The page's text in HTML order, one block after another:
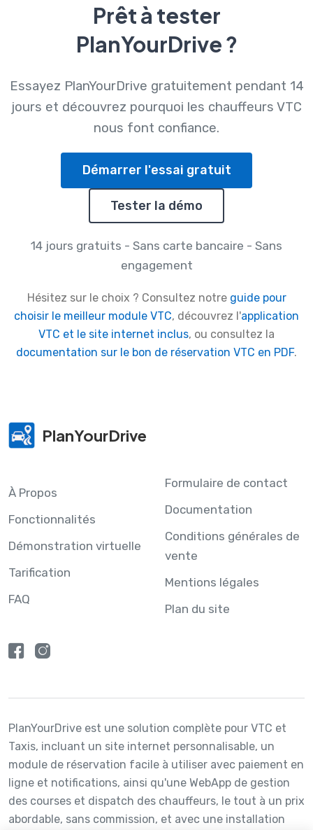
Prêt à tester
PlanYourDrive ?
Essayez PlanYourDrive gratuitement pendant 14
jours et découvrez pourquoi les chauffeurs VTC
nous font confiance.
Démarrer l'essai gratuit
Tester la démo
14 jours gratuits - Sans carte bancaire - Sans
engagement
Hésitez sur le choix ? Consultez notre guide pour
choisir le meilleur module VTC, découvrez l'application
VTC et le site internet inclus, ou consultez la
documentation sur le bon de réservation VTC en PDF.
PlanYourDrive
À Propos
Fonctionnalités
Démonstration virtuelle
Tarification
FAQ
Formulaire de contact
Documentation
Conditions générales de
vente
Mentions légales
Plan du site
PlanYourDrive est une solution complète pour VTC et
Taxis, incluant un site internet personnalisable, un
module de réservation facile à utiliser avec paiement en
ligne et notifications, ainsi qu'une WebApp de gestion
des courses et dispatch des chauffeurs, le tout à un prix
abordable, sans commission, et avec une installation